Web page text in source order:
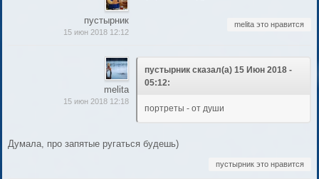
пустырник
15 июн 2018 12:12
melita это нравится
melita
15 июн 2018 12:18
пустырник сказал(а) 15 Июн 2018 -
05:12:
портреты - от души
Думала, про запятые ругаться будешь)
пустырник это нравится